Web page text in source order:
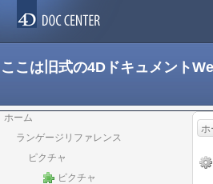
ここは旧式の4Dドキュメント
ホーム
ランゲージリファレンス
ピクチャ
ピクチャ
ホ